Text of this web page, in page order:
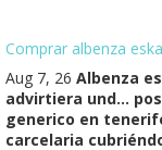
Comprar albenza
Aug 7, 26 Albenza
advirtiera und...
generico en
carcelaria